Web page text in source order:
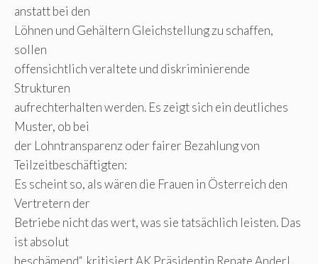
anstatt bei den
Löhnen und Gehältern Gleichstellung zu schaffen,
sollen
offensichtlich veraltete und diskriminierende
Strukturen
aufrechterhalten werden. Es zeigt sich ein deutliches
Muster, ob bei
der Lohntransparenz oder fairer Bezahlung von
Teilzeitbeschäftigten:
Es scheint so, als wären die Frauen in Österreich den
Vertretern der
Betriebe nicht das wert, was sie tatsächlich leisten. Das
ist absolut
beschämend“, kritisiert AK Präsidentin Renate Anderl.